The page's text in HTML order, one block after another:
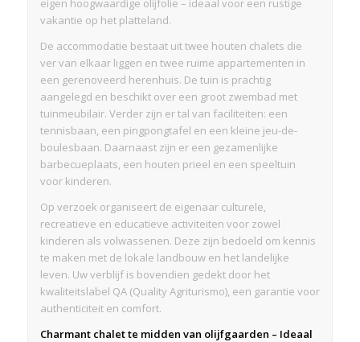
vakantie op het platteland.
De accommodatie bestaat uit twee houten chalets die
ver van elkaar liggen en twee ruime appartementen in
een gerenoveerd herenhuis. De tuin is prachtig
aangelegd en beschikt over een groot zwembad met
tuinmeubilair. Verder zijn er tal van faciliteiten: een
tennisbaan, een pingpongtafel en een kleine jeu-de-
boulesbaan. Daarnaast zijn er een gezamenlijke
barbecueplaats, een houten prieel en een speeltuin
voor kinderen.
Op verzoek organiseert de eigenaar culturele,
recreatieve en educatieve activiteiten voor zowel
kinderen als volwassenen. Deze zijn bedoeld om kennis
te maken met de lokale landbouw en het landelijke
leven. Uw verblijf is bovendien gedekt door het
kwaliteitslabel QA (Quality Agriturismo), een garantie voor
authenticiteit en comfort.
Charmant chalet te midden van olijfgaarden – Ideaal